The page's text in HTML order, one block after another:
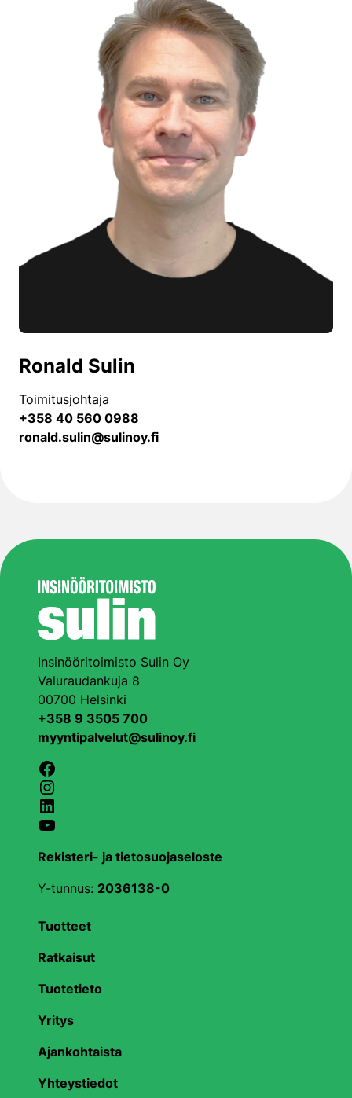
Ronald Sulin
Toimitusjohtaja
+358 40 560 0988
ronald.sulin@sulinoy.fi
Insinööritoimisto Sulin Oy
Valuraudankuja 8
00700 Helsinki
+358 9 3505 700
myyntipalvelut@sulinoy.fi
Facebook
Instagram
LinkedIn
YouTube
Rekisteri- ja tietosuojaseloste
Y-tunnus: 2036138-0
Tuotteet
Ratkaisut
Tuotetieto
Yritys
Ajankohtaista
Yhteystiedot